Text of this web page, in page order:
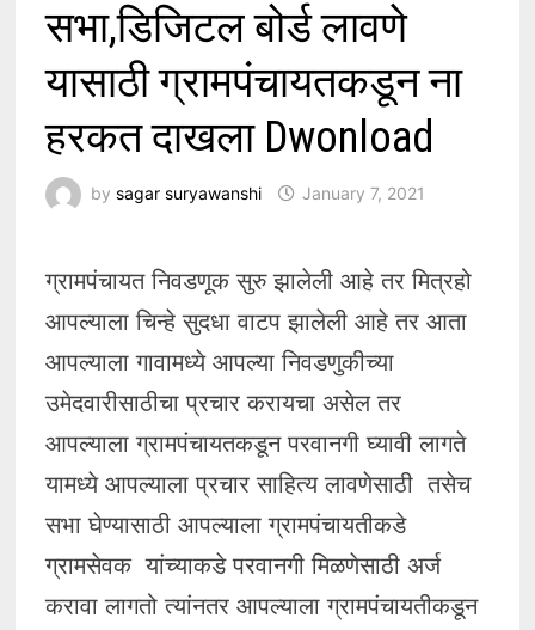
सभा,डि‍जिटल बोर्ड लावणे
यासाठी ग्रामपंचायतकडून ना
हरकत दाखला Dwonload
by sagar suryawanshi January 7, 2021
ग्रामपंचायत निवडणूक सुरु झालेली आहे तर मित्रहो
आपल्याला चिन्हे सुदधा वाटप झालेली आहे तर आता
आपल्याला गावामध्ये आपल्या निवडणुकीच्या
उमेदवारीसाठीचा प्रचार करायचा असेल तर
आपल्याला ग्रामपंचायतकडून परवानगी घ्यावी लागते
यामध्ये आपल्याला प्रचार साहित्य लावणेसाठी तसेच
सभा घेण्यासाठी आपल्याला ग्रामपंचायतीकडे
ग्रामसेवक यांच्याकडे परवानगी मिळणेसाठी अर्ज
करावा लागतो त्यांनतर आपल्याला ग्रामपंचायतीकडून